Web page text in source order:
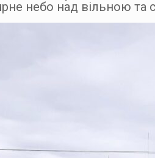
небо над вільною та